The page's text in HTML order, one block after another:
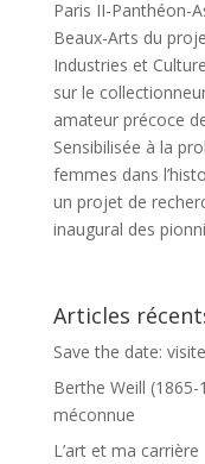
Paris II-Panthéon-
Beaux-Arts du
Industries et
sur le
amateur précoce
Sensibilisée à la
femmes dans
un projet de
inaugural des
Articles
Save the date:
Berthe Weill (1865-
méconnue
L’art et ma carrière